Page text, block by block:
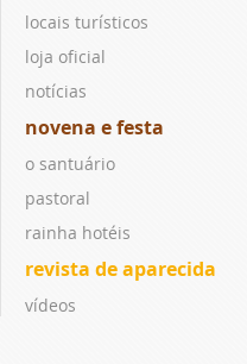
locais turísticos
loja oficial
notícias
novena e festa
o santuário
pastoral
rainha hotéis
revista de aparecida
vídeos